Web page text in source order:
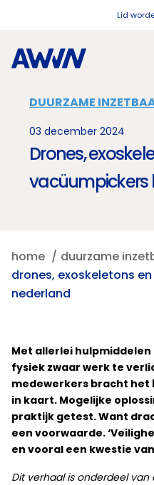
Lid
DUURZAME
03 december 2024
Drones,
vacüumpickers
home
duurzame
drones, exoskeletons
nederland
Met allerlei hulpmiddelen
fysiek zwaar werk te
medewerkers bracht
in kaart. Mogelijke
praktijk getest. Want
een voorwaarde.
en vooral een kwestie
Dit verhaal is onderdeel van